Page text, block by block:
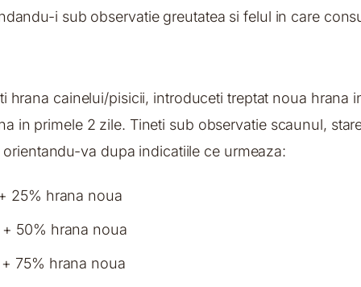
i sub observatie greutatea si felul in care
hrana cainelui/pisicii, introduceti treptat noua
in primele 2 zile. Tineti sub observatie scaunul,
va dupa indicatiile ce urmeaza:
25% hrana noua
50% hrana noua
75% hrana noua